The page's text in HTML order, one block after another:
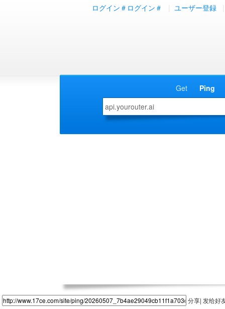
ログイン＃ログイン＃ ユーザー登録
Get Ping
分享| 发给好